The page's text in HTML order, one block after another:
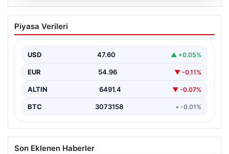
05.08.2026
Merkez Bankası faiz kararı ne zaman?
Ekonomistlerin nisan ayı faiz beklentisi
Piyasa Verileri
USD 47.60 ▲ +0.05%
EUR 54.96 ▼ -0.11%
ALTIN 6491.4 ▼ -0.07%
BTC 3073158 • -0.01%
Son Eklenen Haberler